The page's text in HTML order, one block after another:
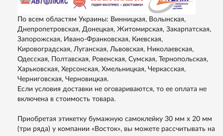
По всем областям Украины: Винницкая, Волынская,
Днепропетровская, Донецкая, Житомирская, Закарпатская,
Запорожская, Ивано-Франковская, Киевская,
Кировоградская, Луганская, Львовская, Николаевская,
Одесская, Полтавская, Ровенская, Сумская, Тернопольская,
Харьковская, Херсонская, Хмельницкая, Черкасская,
Черниговская, Черновицкая.
Если условия доставки не оговариваются, то ее оплата не
включена в стоимость товара.
Приобретая этикетку бумажную самоклейку 30 мм х 20 мм
(три ряда) у компании «Восток», вы можете рассчитывать на